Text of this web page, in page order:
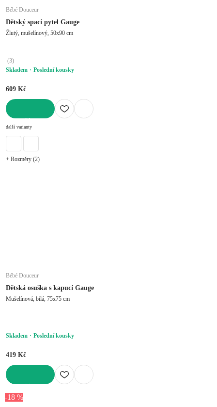
Bébé Douceur
Dětský spací pytel Gauge
Žlutý, mušelínový, 50x90 cm
(3)
Skladem
Poslední kousky
609 Kč
další varianty
+ Rozměry (2)
Bébé Douceur
Dětská osuška s kapucí Gauge
Mušelínová, bílá, 75x75 cm
Skladem Poslední kousky
419 Kč
-18 %